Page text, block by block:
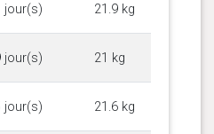
jour(s) 21.9 kg
jour(s) 21 kg
jour(s) 21.6 kg